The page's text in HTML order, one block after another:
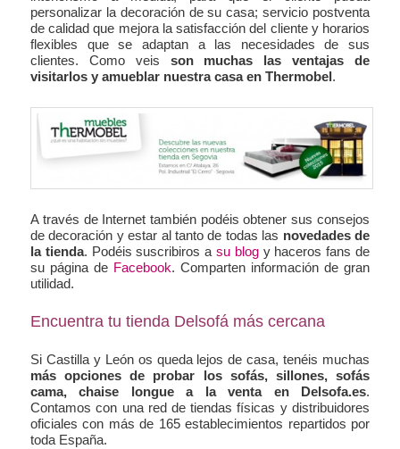
personalizar la decoración de su casa; servicio postventa
de calidad que mejora la satisfacción del cliente y horarios
flexibles que se adaptan a las necesidades de sus
clientes. Como veis son muchas las ventajas de
visitarlos y amueblar nuestra casa en Thermobel .
A través de Internet también podéis obtener sus consejos
de decoración y estar al tanto de todas las novedades de
la tienda. Podéis suscribiros asu blogy haceros fans de
su página de Facebook. Comparten información de gran
utilidad.
Encuentra tu tienda Delsofá más cercana
Si Castilla y León os queda lejos de casa, tenéis muchas
más opciones de probar los sofás, sillones, sofás
cama, chaise longue a la venta en Delsofa.es.
Contamos con una red de tiendas físicas y distribuidores
oficiales con más de 165 establecimientos repartidos por
toda España.